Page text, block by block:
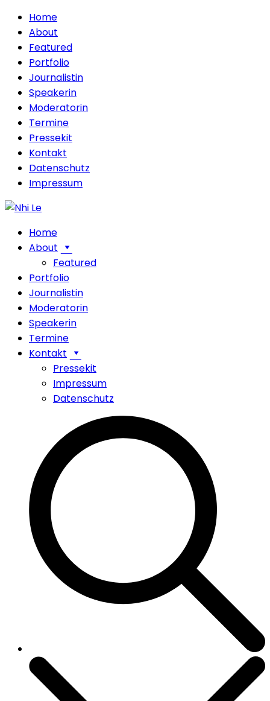
Home
About
Featured
Portfolio
Journalistin
Speakerin
Moderatorin
Termine
Pressekit
Kontakt
Datenschutz
Impressum
Home
About
Featured
Portfolio
Journalistin
Moderatorin
Speakerin
Termine
Kontakt
Pressekit
Impressum
Datenschutz